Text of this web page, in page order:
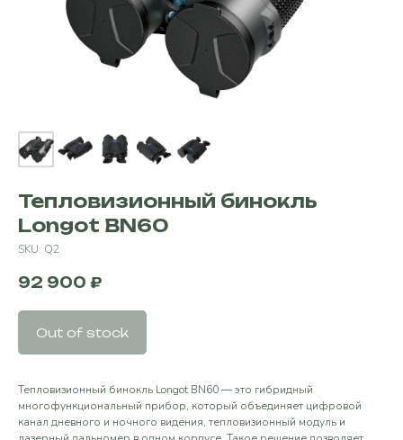
Тепловизионный бинокль
Longot BN60
SKU: Q2
92 900 ₽
Out of stock
Тепловизионный бинокль Longot BN60 — это гибридный
многофункциональный прибор, который объединяет цифровой
канал дневного и ночного видения, тепловизионный модуль и